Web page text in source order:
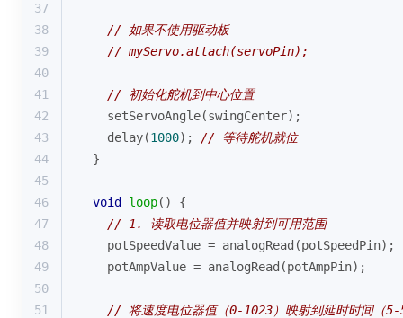
37
38
// 如果不使用驱动板
39
// myServo.attach(servoPin);
40
41
// 初始化舵机到中心位置
42
setServoAngle(swingCenter);
43
delay(1000); // 等待舵机就位
44
}
45
46
void loop()
{
47
// 1. 读取电位器值并映射到可用范围
48
  potSpeedValue =
analogRead (potSpeedPin);
49
  potAmpValue =
analogRead (potAmpPin);
50
51
// 将速度电位器值（0-1023）映射到延时时间（5-